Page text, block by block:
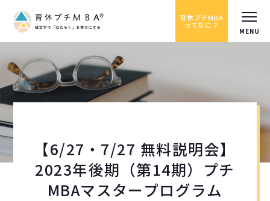
育休プチMBA
ってなに？
【6/27・7/27 無料説明会】
2023年後期（第14期）プチ
MBAマスタープログラム